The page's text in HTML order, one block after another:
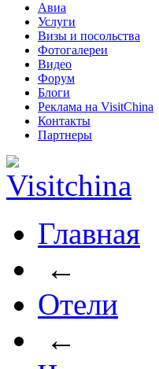
Авиа
Услуги
Визы и посольства
Фотогалереи
Видео
Форум
Блоги
Реклама на VisitChina
Контакты
Партнеры
Главная
←
Отели
←